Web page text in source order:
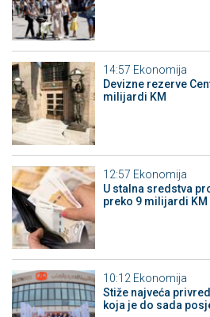
14:57 Ekonomija
Devizne rezerve
milijardi KM
12:57 Ekonomija
U stalna sredstva
preko 9 milijardi KM
10:12 Ekonomija
Stiže najveća
koja je do sada